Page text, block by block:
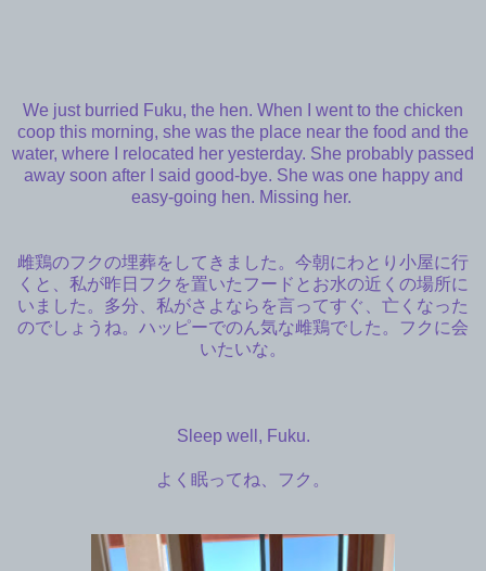
We just burried Fuku, the hen. When I went to the chicken
coop this morning, she was the place near the food and the
water, where I relocated her yesterday. She probably passed
away soon after I said good-bye. She was one happy and
easy-going hen. Missing her.
雌鶏のフクの埋葬をしてきました。今朝にわとり小屋に行
くと、私が昨日フクを置いたフードとお水の近くの場所に
いました。多分、私がさよならを言ってすぐ、亡くなった
のでしょうね。ハッピーでのん気な雌鶏でした。フクに会
いたいな。
Sleep well, Fuku.
よく眠ってね、フク。